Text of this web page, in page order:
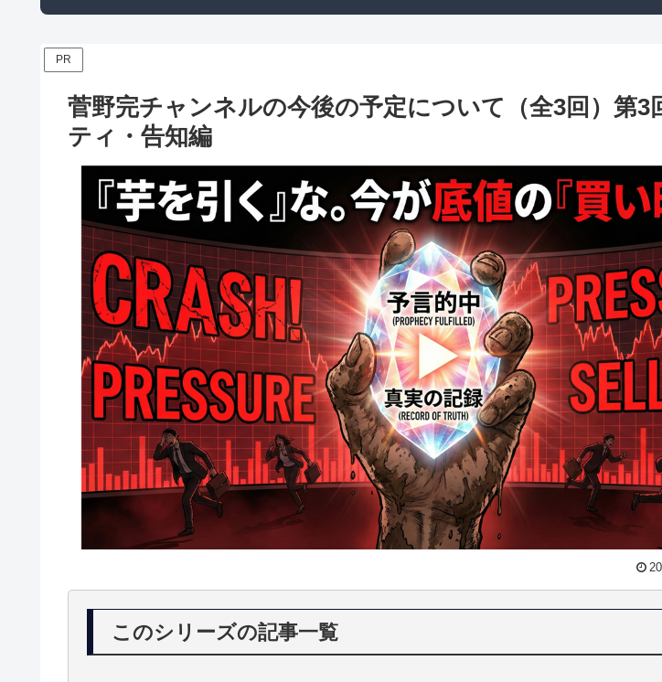
PR
菅野完チャンネルの今後の予定について（全3回）第3
ティ・告知編
このシリーズの記事一覧